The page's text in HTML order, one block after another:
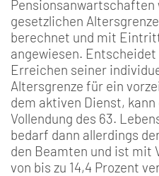
gesetzlichen
berechnet und mit
angewiesen.
Erreichen seiner
Altersgrenze für ein
dem aktiven Dienst,
Vollendung des 63.
bedarf dann allerdings
den Beamten und ist mit
von bis zu 14,4 Prozent